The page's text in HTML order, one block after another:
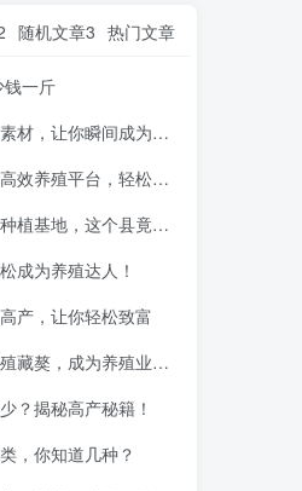
随机文章3 热门文章
一斤
，让你瞬间成为网红！
殖平台，轻松管理羊驼！
，这个县竟藏着绝美秘境！
成为养殖达人！
产，让你轻松致富
，成为养殖业的大赢家！
？揭秘高产秘籍！
，你知道几种？
随机文章3 热门文章
一斤
，让你瞬间成为网红！
殖平台，轻松管理羊驼！
，这个县竟藏着绝美秘境！
成为养殖达人！
产，让你轻松致富
，成为养殖业的大赢家！
？揭秘高产秘籍！
，你知道几种？